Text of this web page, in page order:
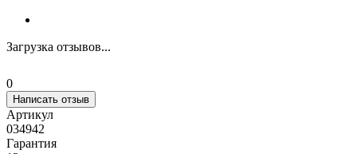
Загрузка отзывов...
0
Написать отзыв
Артикул
034942
Гарантия